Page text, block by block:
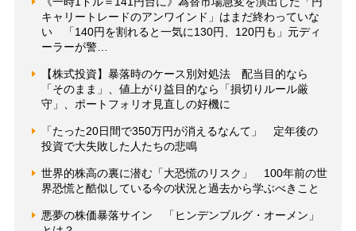
キャリートレードのアンワインド」はまだ終わっていな
い 「140円を割れると一気に130円、120円も」元ディ
ーラーが警…
【株式投資】暴落時のケース別対処法 配当目的なら
「そのまま」、値上がり益目的なら「損切りルール厳
守」、ポートフォリオ見直しの好機に
「たった20日間で350万円が消えるなんて」 定年後の
投資で大失敗した人たちの悲鳴
世界的株高の裏に潜む「大恐慌のリスク」 100年前の世
界恐慌と酷似している今の状況と過去から学ぶべきこと
悪夢の株価暴落サイン 「ヒンデンブルグ・オーメン」